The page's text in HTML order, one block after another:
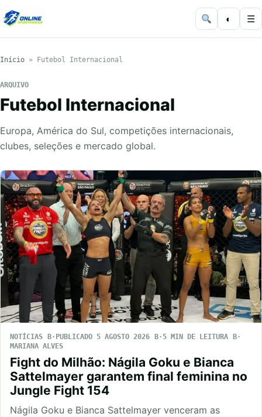
◐ ☰
Início » Futebol Internacional
ARQUIVO
Futebol Internacional
Europa, América do Sul, competições internacionais,
clubes, seleções e mercado global.
NOTÍCIAS PUBLICADO 5 AGOSTO 2026
5 MIN DE LEITURA
MARIANA ALVES
Fight do Milhão: Nágila Goku e Bianca
Sattelmayer garantem final feminina no
Jungle Fight 154
Nágila Goku e Bianca Sattelmayer venceram as